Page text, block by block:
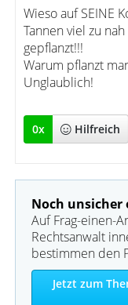
Wieso auf SEINE
Tannen viel zu
gepflanzt!!!
Warum pflanzt
Unglaublich!
0x Hilfreich
Noch unsicher
Auf Frag-einen-
Rechtsanwalt
bestimmen den
Jetzt zum